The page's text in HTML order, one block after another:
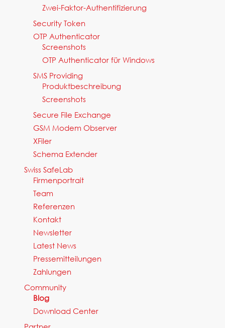
Zwei-Faktor-Authentifizierung
Security Token
OTP Authenticator
Screenshots
OTP Authenticator für Windows
SMS Providing
Produktbeschreibung
Screenshots
Secure File Exchange
GSM Modem Observer
XFiler
Schema Extender
Swiss SafeLab
Firmenportrait
Team
Referenzen
Kontakt
Newsletter
Latest News
Pressemitteilungen
Zahlungen
Community
Blog
Download Center